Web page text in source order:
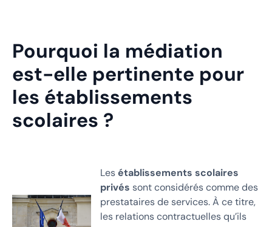
Pourquoi la médiation
est-elle pertinente pour
les établissements
scolaires ?
Lesétablissements scolaires
privés sont considérés comme des
prestataires de services. À ce titre,
les relations contractuelles qu’ils